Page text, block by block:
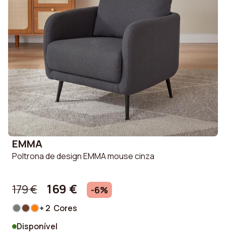
EMMA
Poltrona de design EMMA mouse cinza
179 € 169 € -6%
+ 2 Cores
Disponível